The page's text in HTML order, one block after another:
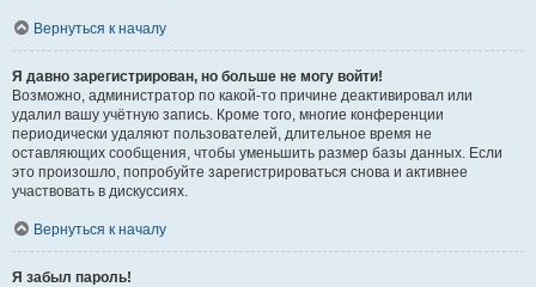
Вернуться к началу
Я давно зарегистрирован, но больше не могу войти!
Возможно, администратор по какой-то причине деактивировал или
удалил вашу учётную запись. Кроме того, многие конференции
периодически удаляют пользователей, длительное время не
оставляющих сообщения, чтобы уменьшить размер базы данных. Если
это произошло, попробуйте зарегистрироваться снова и активнее
участвовать в дискуссиях.
Вернуться к началу
Я забыл пароль!